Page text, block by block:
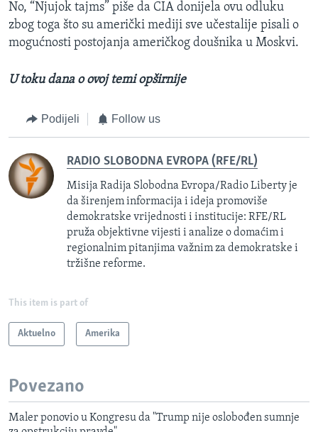
No, “Njujok tajms” piše da CIA donijela ovu odluku
zbog toga što su američki mediji sve učestalije pisali o
mogućnosti postojanja američkog doušnika u Moskvi.
U toku dana o ovoj temi opširnije
Podijeli Follow us
RADIO SLOBODNA EVROPA (RFE/RL)
Misija Radija Slobodna Evropa/Radio Liberty je
da širenjem informacija i ideja promoviše
demokratske vrijednosti i institucije: RFE/RL
pruža objektivne vijesti i analize o domaćim i
regionalnim pitanjima važnim za demokratske i
tržišne reforme.
This item is part of
Aktuelno Amerika
Povezano
Maler ponovio u Kongresu da "Trump nije oslobođen sumnje